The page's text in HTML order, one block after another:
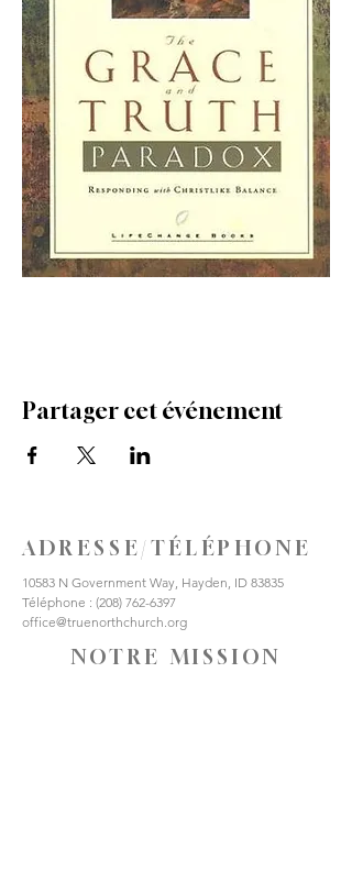
Partager cet événement
ADRESSE/TÉLÉPHONE
10583 N Government Way, Hayden, ID 83835
Téléphone : (208) 762-6397
office@truenorthchurch.org
NOTRE MISSION